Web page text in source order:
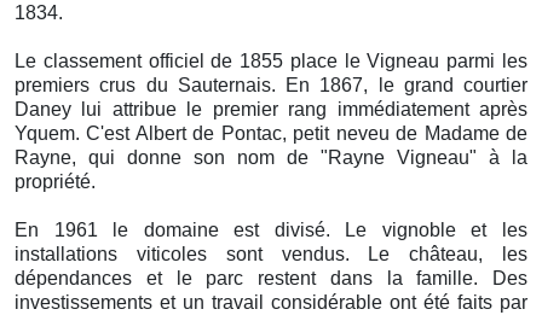
1834.
Le classement officiel de 1855 place le Vigneau parmi les
premiers crus du Sauternais. En 1867, le grand courtier
Daney lui attribue le premier rang immédiatement après
Yquem. C'est Albert de Pontac, petit neveu de Madame de
Rayne, qui donne son nom de "Rayne Vigneau" à la
propriété.
En 1961 le domaine est divisé. Le vignoble et les
installations viticoles sont vendus. Le château, les
dépendances et le parc restent dans la famille. Des
investissements et un travail considérable ont été faits par